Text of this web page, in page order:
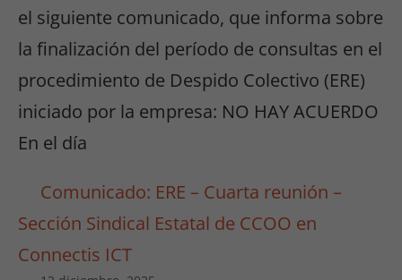
el siguiente comunicado, que informa sobre
la finalización del período de consultas en el
procedimiento de Despido Colectivo (ERE)
iniciado por la empresa: NO HAY ACUERDO
En el día
Comunicado: ERE – Cuarta reunión –
Sección Sindical Estatal de CCOO en
Connectis ICT
Necesarias
/
Estadísticas
Para que
podamos
y estructura
de la web, en
base a cómo